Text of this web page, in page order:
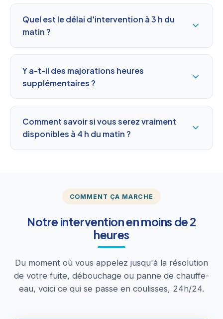
Quel est le délai d'intervention à 3 h du
matin ?
Y a-t-il des majorations heures
supplémentaires ?
Comment savoir si vous serez vraiment
disponibles à 4 h du matin ?
COMMENT ÇA MARCHE
Notre intervention en moins de 2
heures
Du moment où vous appelez jusqu'à la résolution
de votre fuite, débouchage ou panne de chauffe-
eau, voici ce qui se passe en coulisses, 24h/24.